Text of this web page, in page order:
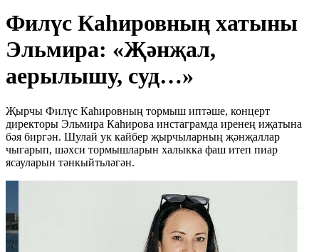
Филүс Каһировның хатыны
Эльмира: «Җәнҗал,
аерылышу, суд…»
Җырчы Филүс Каһировның тормыш иптәше, концерт
директоры Эльмира Каһирова инстаграмда иренең иҗатына
бәя биргән. Шулай ук кайбер җырчыларның җәнҗаллар
чыгарып, шәхси тормышларын халыкка фаш итеп пиар
ясауларын тәнкыйтьләгән.